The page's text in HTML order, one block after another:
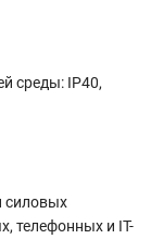
среды: IP40,
силовых
телефонных и IT-